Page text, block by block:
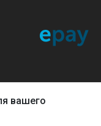
вашего